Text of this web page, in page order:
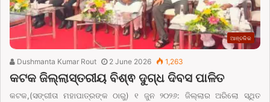
ଆଞ୍ଚଳିକ
Dushmanta Kumar Rout 2 June 2026 1,263
କଟକ ଜିଲ୍ଲାସ୍ତରୀୟ ବିଶ୍ଵ ଦୁଗ୍ଧ ଦିବସ ପାଳିତ
କଟକ,(ସଙ୍ଗୀତା ମହାପାତ୍ରଙ୍କ ଠାରୁ) ୧ ଜୁନ ୨୦୨୬: ଜିଲ୍ଲାର ଅରିଲୋ ସ୍ଥିତ